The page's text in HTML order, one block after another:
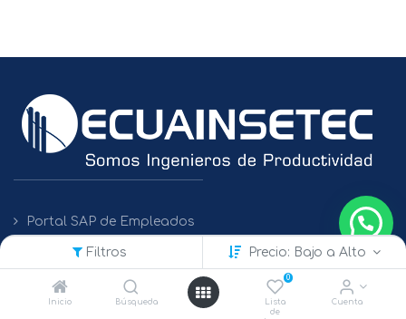
Filtros Precio: Bajo a Alto
Inicio Búsqueda
0
Lista
de
Cuenta
Portal SAP de Empleados
Políticas de Protección de Datos